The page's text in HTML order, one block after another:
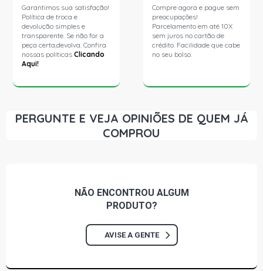
Garantimos sua satisfação!
Política de troca e
devolução simples e
transparente. Se não for a
peça certa,devolva. Confira
nossas políticasClicando
Aqui!
Compre agora e pague sem
preocupações!
Parcelamento em até 10X
sem juros no cartão de
crédito. Facilidade que cabe
no seu bolso.
PERGUNTE E VEJA OPINIÕES DE QUEM JÁ
COMPROU
NÃO ENCONTROU ALGUM
PRODUTO?
AVISE A GENTE